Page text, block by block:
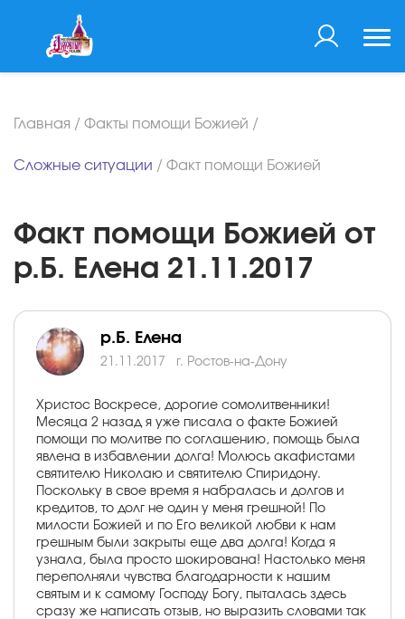
Главная / Факты помощи Божией /
Сложные ситуации / Факт помощи Божией
Факт помощи Божией от
р.Б. Елена 21.11.2017
р.Б. Елена
21.11.2017 г. Ростов-на-Дону
Христос Воскресе, дорогие сомолитвенники!
Месяца 2 назад я уже писала о факте Божией
помощи по молитве по соглашению, помощь была
явлена в избавлении долга! Молюсь акафистами
святителю Николаю и святителю Спиридону.
Поскольку в свое время я набралась и долгов и
кредитов, то долг не один у меня грешной! По
милости Божией и по Его великой любви к нам
грешным были закрыты еще два долга! Когда я
узнала, была просто шокирована! Настолько меня
переполняли чувства благодарности к нашим
святым и к самому Господу Богу, пыталась здесь
сразу же написать отзыв, но выразить словами так